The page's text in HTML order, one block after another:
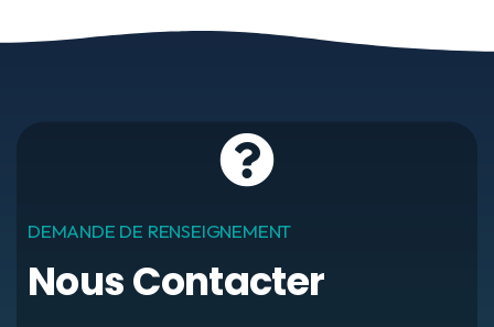
DEMANDE DE RENSEIGNEMENT
Nous Contacter